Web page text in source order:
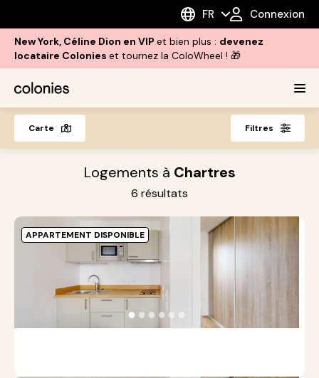
FR Connexion
New York, Céline Dion en VIP et bien plus : devenez
locataire Colonies et tournez la ColoWheel ! 🎁
Carte Filtres
Logements à Chartres
6 résultats
●● ● ● ● ●
APPARTEMENT DISPONIBLE